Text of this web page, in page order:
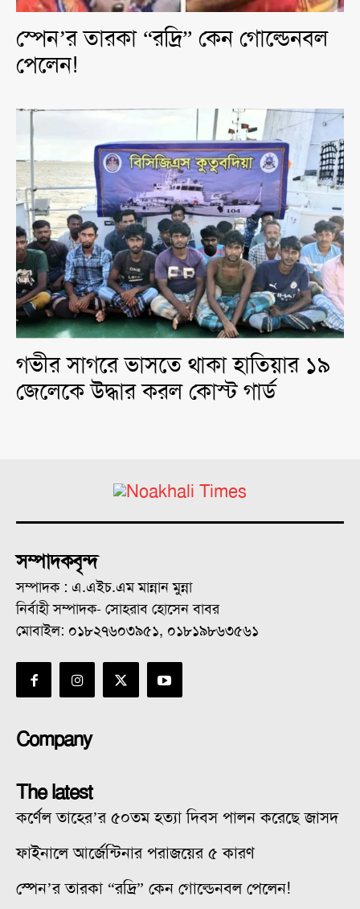
স্পেন’র তারকা “রদ্রি” কেন গোল্ডেনবল
পেলেন!
গভীর সাগরে ভাসতে থাকা হাতিয়ার ১৯
জেলেকে উদ্ধার করল কোস্ট গার্ড
সম্পাদকবৃন্দ
সম্পাদক : এ.এইচ.এম মান্নান মুন্না
নির্বাহী সম্পাদক- সোহরাব হোসেন বাবর
মোবাইল: ০১৮২৭৬০৩৯৫১, ০১৮১৯৮৬৩৫৬১
Company
The latest
কর্ণেল তাহের’র ৫০তম হত্যা দিবস পালন করেছে জাসদ
ফাইনালে আর্জেন্টিনার পরাজয়ের ৫ কারণ
স্পেন’র তারকা “রদ্রি” কেন গোল্ডেনবল পেলেন!